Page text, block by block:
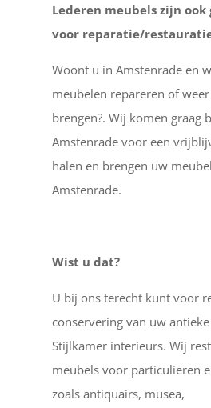
Lederen meubels zijn ook
voor reparatie/
Woont u in Amstenrade en
meubelen repareren of
brengen?. Wij komen graag
Amstenrade voor een
halen en brengen uw
Amstenrade.
Wist u dat?
U bij ons terecht kunt voor
conservering van uw
Stijlkamer interieurs. Wij
meubels voor particulieren
zoals antiquairs, musea,